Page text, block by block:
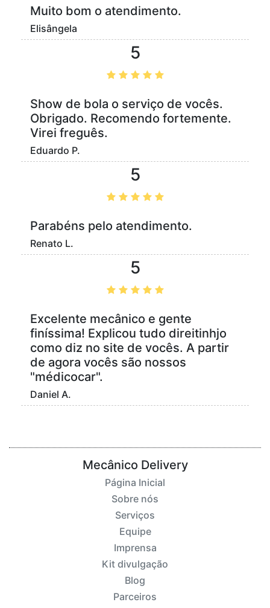
Muito bom o atendimento.
Elisângela
5
Show de bola o serviço de vocês.
Obrigado. Recomendo fortemente.
Virei freguês.
Eduardo P.
5
Parabéns pelo atendimento.
Renato L.
5
Excelente mecânico e gente
finíssima! Explicou tudo direitinhjo
como diz no site de vocês. A partir
de agora vocês são nossos
"médicocar".
Daniel A.
Mecânico Delivery
Página Inicial
Sobre nós
Serviços
Equipe
Imprensa
Kit divulgação
Blog
Parceiros